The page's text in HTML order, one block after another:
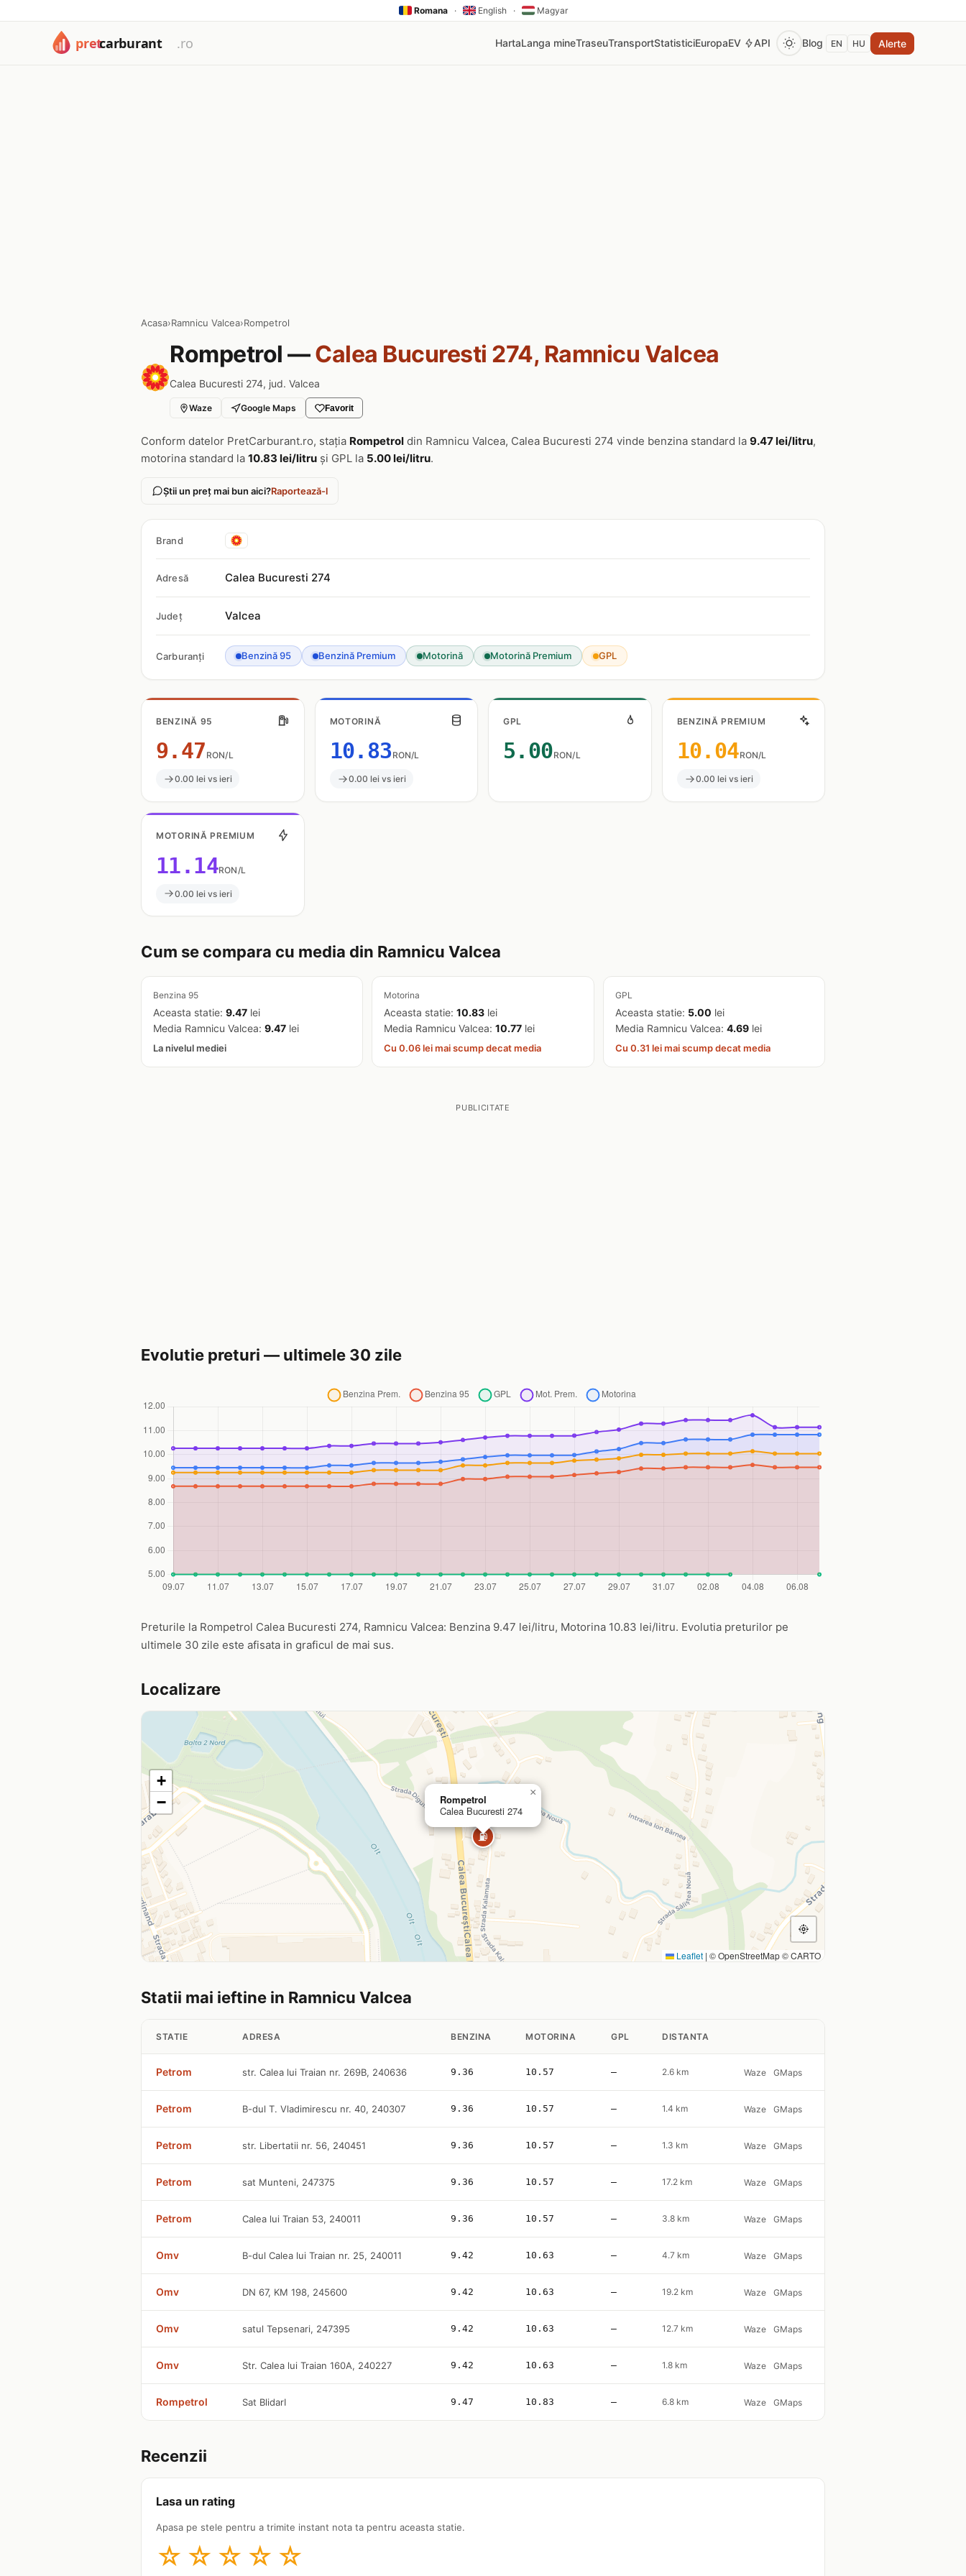
Romana · English · Magyar
HartaLanga mineTraseuTransportStatisticiEuropaEV API Blog EN HU Alerte
Acasa›Ramnicu Valcea›Rompetrol
Rompetrol —Calea Bucuresti 274, Ramnicu Valcea
Calea Bucuresti 274, jud. Valcea
Waze Google Maps Favorit
Conform datelor PretCarburant.ro, stația Rompetrol din Ramnicu Valcea, Calea Bucuresti 274 vinde benzina standard la 9.47 lei/litru,
motorina standard la 10.83 lei/litru și GPL la 5.00 lei/litru.
Știi un preț mai bun aici?Raportează-l
Brand
Adresă Calea Bucuresti 274
Județ Valcea
Carburanți Benzină 95 Benzină Premium Motorină Motorină Premium GPL
BENZINĂ 95
9.47 RON/L
0.00 lei vs ieri
MOTORINĂ
10.83 RON/L
0.00 lei vs ieri
GPL
5.00RON/L
BENZINĂ PREMIUM
10.04RON/L
0.00 lei vs ieri
MOTORINĂ PREMIUM
11.14RON/L
0.00 lei vs ieri
Cum se compara cu media din Ramnicu Valcea
Benzina 95
Aceasta statie: 9.47 lei
Media Ramnicu Valcea: 9.47 lei
La nivelul mediei
Motorina
Aceasta statie:10.83 lei
Media Ramnicu Valcea:10.77 lei
Cu 0.06 lei mai scump decat media
GPL
Aceasta statie: 5.00 lei
Media Ramnicu Valcea: 4.69lei
Cu 0.31 lei mai scump decat media
PUBLICITATE
Evolutie preturi — ultimele 30 zile
Preturile la Rompetrol Calea Bucuresti 274, Ramnicu Valcea: Benzina 9.47 lei/litru, Motorina 10.83 lei/litru. Evolutia preturilor pe
ultimele 30 zile este afisata in graficul de mai sus.
Localizare
⛽
Rompetrol
Calea Bucuresti 274
×
+
−
Leaflet | © OpenStreetMap © CARTO
Statii mai ieftine in Ramnicu Valcea
STATIE ADRESA BENZINA MOTORINA GPL DISTANTA
Petrom str. Calea lui Traian nr. 269B, 240636 9.36 10.57 — 2.6 km Waze GMaps
Petrom B-dul T. Vladimirescu nr. 40, 240307 9.36 10.57 — 1.4 km Waze GMaps
Petrom str. Libertatii nr. 56, 240451 9.36 10.57 — 1.3 km Waze GMaps
Petrom sat Munteni, 247375 9.36 10.57 — 17.2 km Waze GMaps
Petrom Calea lui Traian 53, 240011 9.36 10.57 — 3.8 km Waze GMaps
Omv B-dul Calea lui Traian nr. 25, 240011 9.42 10.63 — 4.7 km Waze GMaps
Omv DN 67, KM 198, 245600 9.42 10.63 — 19.2 km Waze GMaps
Omv satul Tepsenari, 247395 9.42 10.63 — 12.7 km Waze GMaps
Omv Str. Calea lui Traian 160A, 240227 9.42 10.63 — 1.8 km Waze GMaps
Rompetrol Sat BlidarI 9.47 10.83 — 6.8 km Waze GMaps
Recenzii
Lasa un rating
Apasa pe stele pentru a trimite instant nota ta pentru aceasta statie.
☆ ☆ ☆ ☆ ☆